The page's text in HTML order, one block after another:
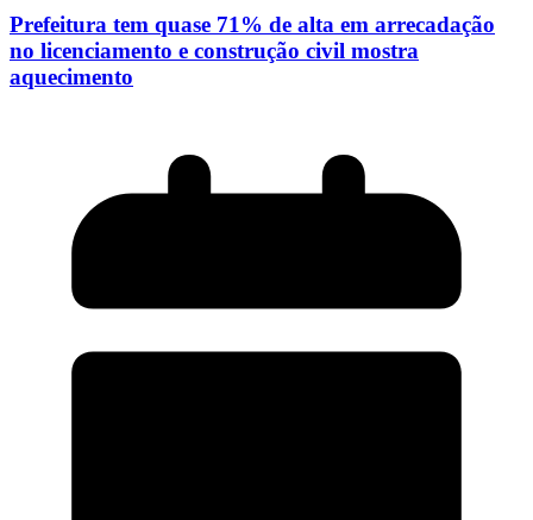
Prefeitura tem quase 71% de alta em arrecadação
no licenciamento e construção civil mostra
aquecimento